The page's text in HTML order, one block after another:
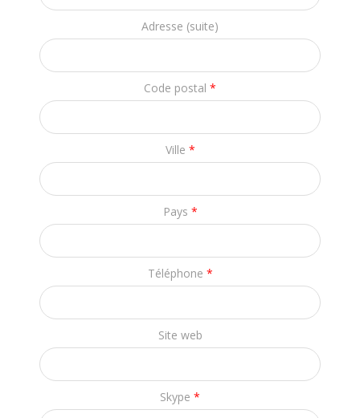
Adresse (suite)
Code postal *
Ville *
Pays *
Téléphone *
Site web
Skype *